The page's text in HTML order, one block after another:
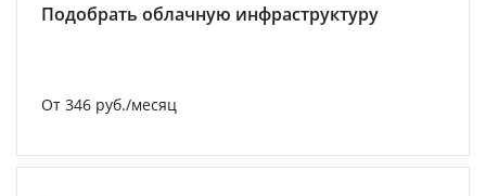
Подобрать облачную инфраструктуру
От 346 руб./месяц